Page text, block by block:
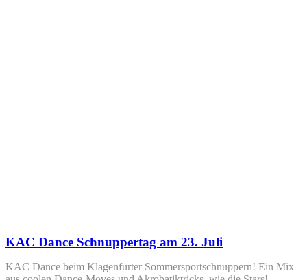
KAC Dance Schnuppertag am 23. Juli
KAC Dance beim Klagenfurter Sommersportschnuppern! Ein Mix